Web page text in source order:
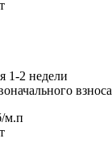
1-2 недели
взноса
м.п